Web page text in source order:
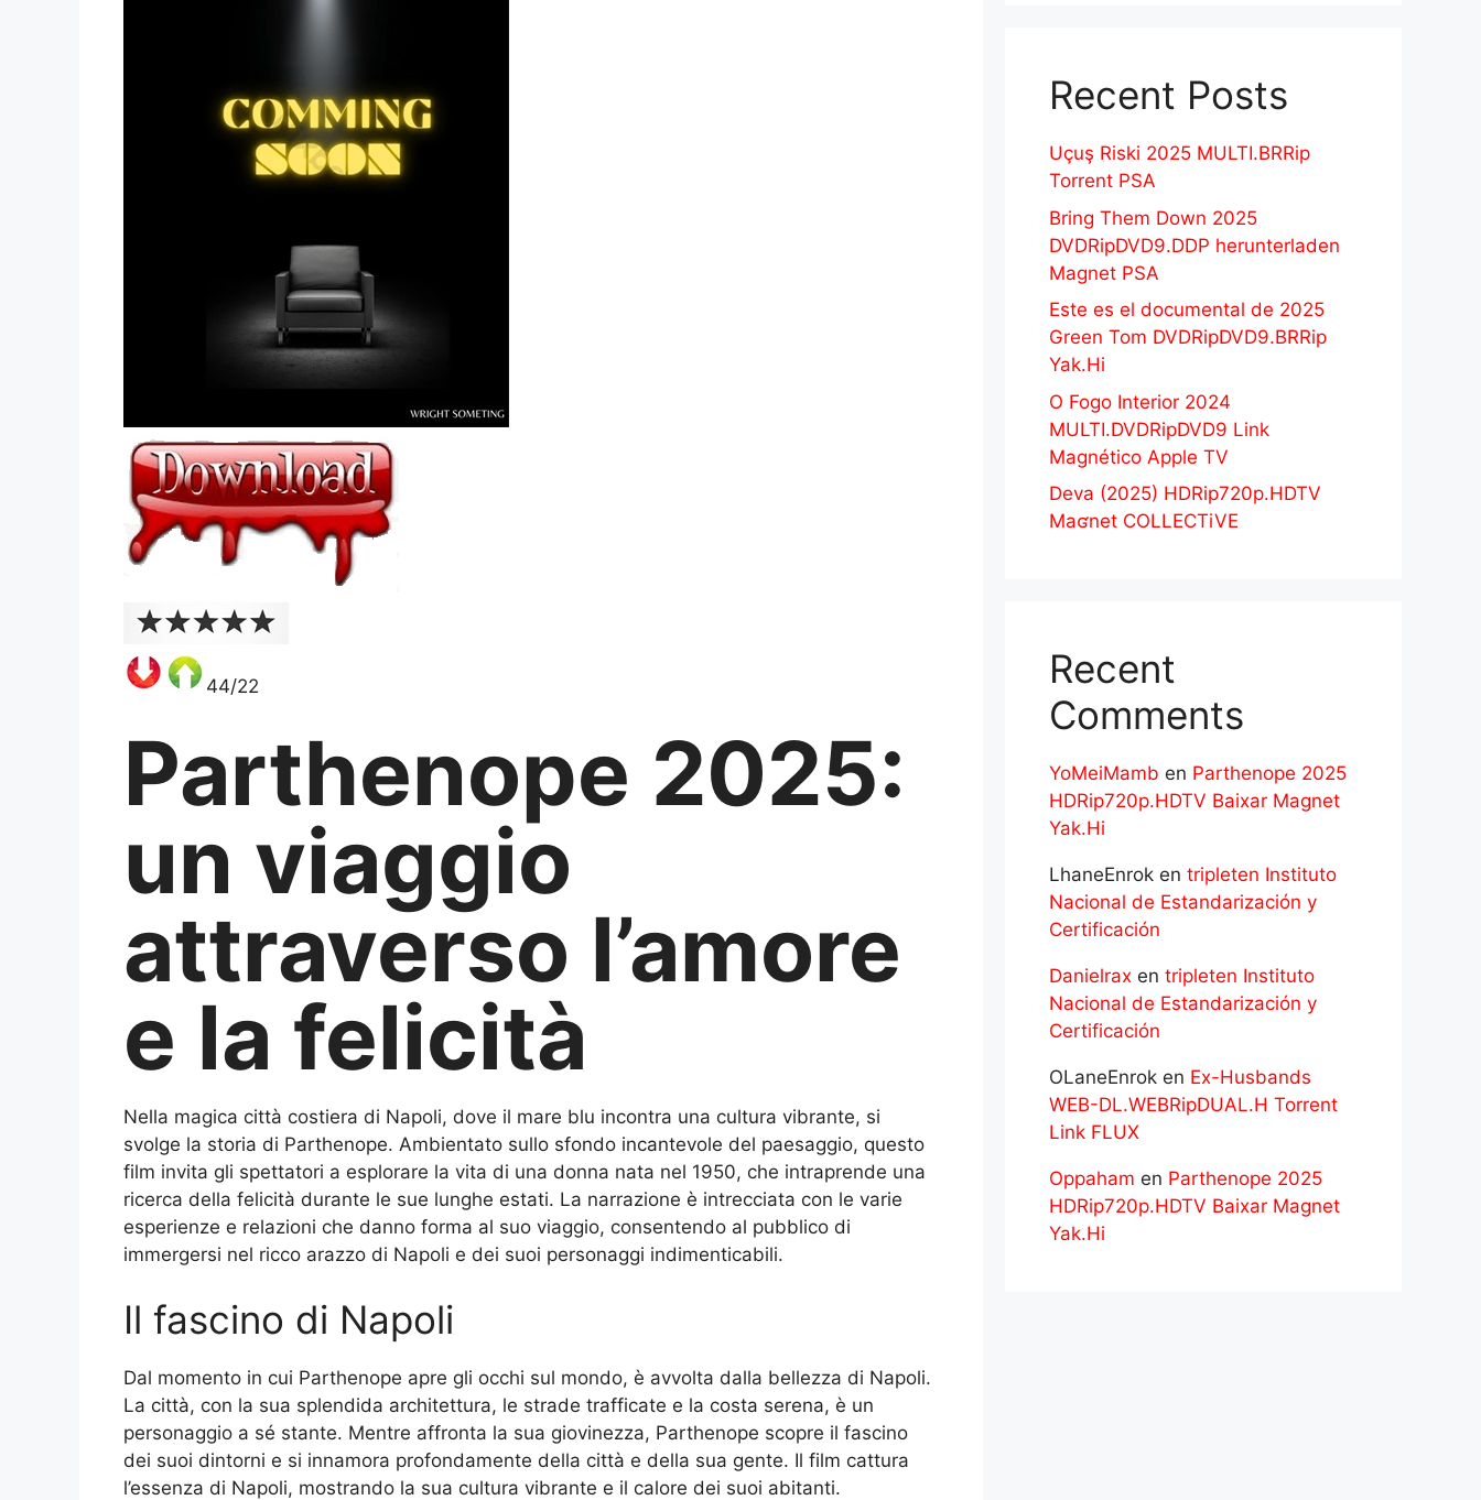
44/22
Parthenope 2025:
un viaggio
attraverso l’amore
e la felicità
Nella magica città costiera di Napoli, dove il mare blu incontra una cultura vibrante, si
svolge la storia di Parthenope. Ambientato sullo sfondo incantevole del paesaggio, questo
film invita gli spettatori a esplorare la vita di una donna nata nel 1950, che intraprende una
ricerca della felicità durante le sue lunghe estati. La narrazione è intrecciata con le varie
esperienze e relazioni che danno forma al suo viaggio, consentendo al pubblico di
immergersi nel ricco arazzo di Napoli e dei suoi personaggi indimenticabili.
Il fascino di Napoli
Dal momento in cui Parthenope apre gli occhi sul mondo, è avvolta dalla bellezza di Napoli.
La città, con la sua splendida architettura, le strade trafficate e la costa serena, è un
personaggio a sé stante. Mentre affronta la sua giovinezza, Parthenope scopre il fascino
dei suoi dintorni e si innamora profondamente della città e della sua gente. Il film cattura
l’essenza di Napoli, mostrando la sua cultura vibrante e il calore dei suoi abitanti.
Recent Posts
Uçuş Riski 2025 MULTI.BRRip
Torrent PSA
Bring Them Down 2025
DVDRipDVD9.DDP herunterladen
Magnet PSA
Este es el documental de 2025
Green Tom DVDRipDVD9.BRRip
Yak.Hi
O Fogo Interior 2024
MULTI.DVDRipDVD9 Link
Magnético Apple TV
Deva (2025) HDRip720p.HDTV
Maʛnet COLLECTiVE
Recent
Comments
YoMeiMamb en Parthenope 2025
HDRip720p.HDTV Baixar Magnet
Yak.Hi
LhaneEnrok en tripleten Instituto
Nacional de Estandarización y
Certificación
Danielrax en tripleten Instituto
Nacional de Estandarización y
Certificación
OLaneEnrok en Ex-Husbands
WEB-DL.WEBRipDUAL.H Torrent
Link FLUX
Oppaham en Parthenope 2025
HDRip720p.HDTV Baixar Magnet
Yak.Hi